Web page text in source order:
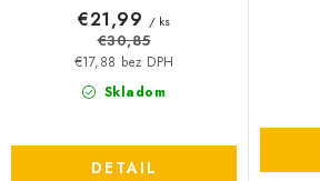
Skladom
€17,88 bez DPH
€21,99 / ks
€30,85
DETAIL